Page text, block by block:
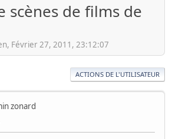
scènes de films de
Février 27, 2011, 23:12:07
ACTIONS DE L'UTILISATEUR
zonard